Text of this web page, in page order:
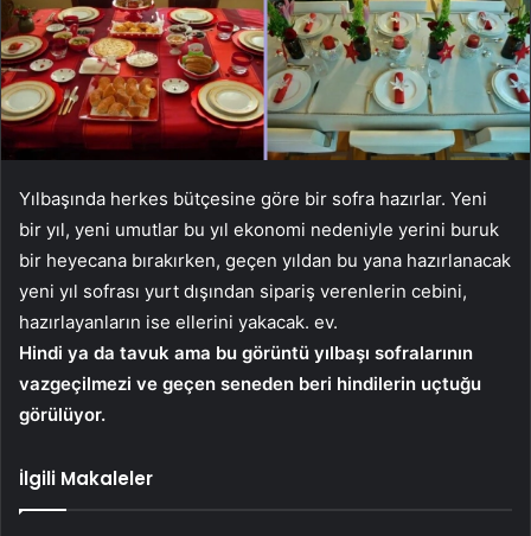
Yılbaşında herkes bütçesine göre bir sofra hazırlar. Yeni
bir yıl, yeni umutlar bu yıl ekonomi nedeniyle yerini buruk
bir heyecana bırakırken, geçen yıldan bu yana hazırlanacak
yeni yıl sofrası yurt dışından sipariş verenlerin cebini,
hazırlayanların ise ellerini yakacak. ev.
Hindi ya da tavuk ama bu görüntü yılbaşı sofralarının
vazgeçilmezi ve geçen seneden beri hindilerin uçtuğu
görülüyor.
İlgili Makaleler